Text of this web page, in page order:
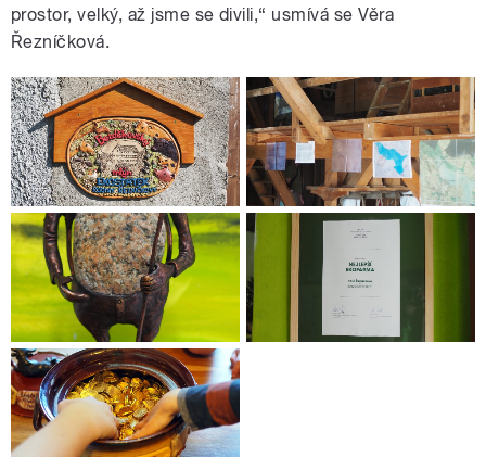
prostor, velký, až jsme se divili,“ usmívá se Věra
Řezníčková.